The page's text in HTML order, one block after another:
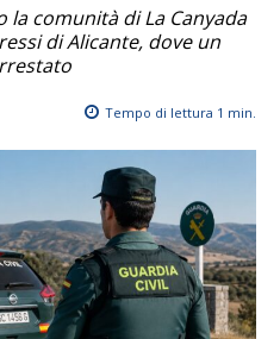
la comunità di La Canyada
di Alicante, dove un
Tempo di lettura 1 min.